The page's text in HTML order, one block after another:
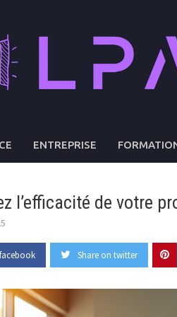
ENTREPRISE
l’efficacité de votre
Share on twitter